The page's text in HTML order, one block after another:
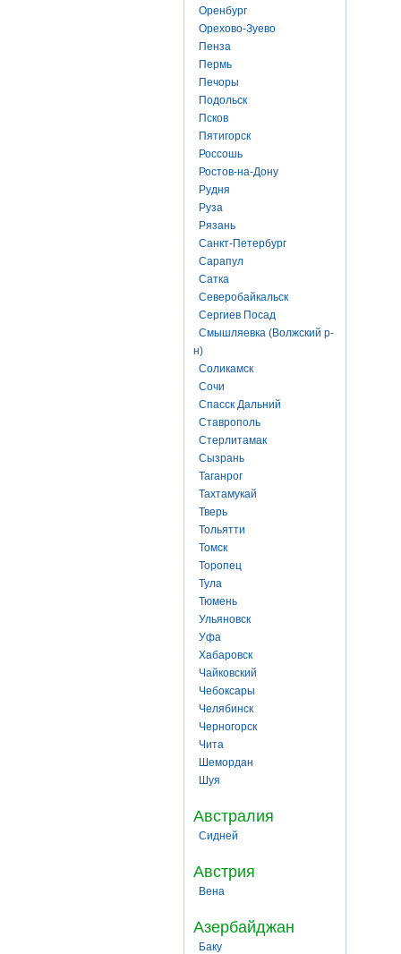
Оренбург
Орехово-Зуево
Пенза
Пермь
Печоры
Подольск
Псков
Пятигорск
Россошь
Ростов-на-Дону
Рудня
Руза
Рязань
Санкт-Петербург
Сарапул
Сатка
Северобайкальск
Сергиев Посад
Смышляевка (Волжский р-
н)
Соликамск
Сочи
Спасск Дальний
Ставрополь
Стерлитамак
Сызрань
Таганрог
Тахтамукай
Тверь
Тольятти
Томск
Торопец
Тула
Тюмень
Ульяновск
Уфа
Хабаровск
Чайковский
Чебоксары
Челябинск
Черногорск
Чита
Шемордан
Шуя
Австралия
Сидней
Австрия
Вена
Азербайджан
Баку